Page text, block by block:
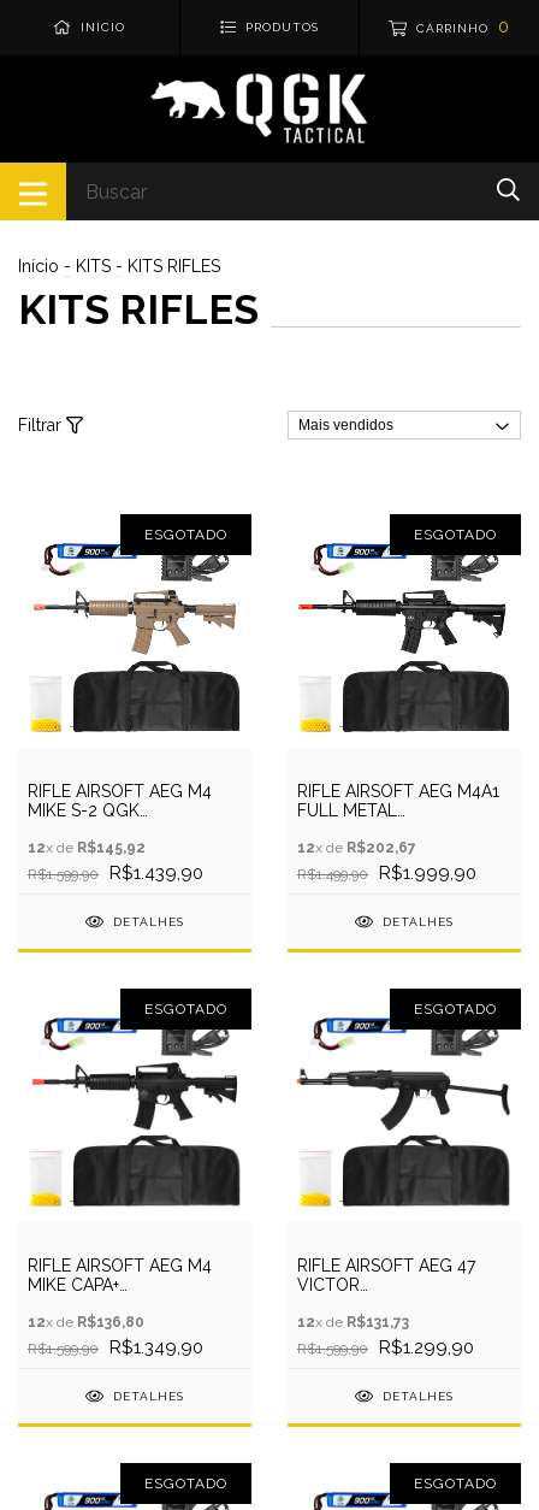
INÍCIO PRODUTOS CARRINHO 0
Início - KITS - KITS RIFLES
KITS RIFLES
Filtrar
ESGOTADO
RIFLE AIRSOFT AEG M4
MIKE S-2 QGK
12x de R$145,92
R$1.599,90
R$1.439,90
DETALHES
ESGOTADO
RIFLE AIRSOFT AEG M4A1
FULL METAL
12x de R$202,67
R$1.499,90
R$1.999,90
DETALHES
ESGOTADO
RIFLE AIRSOFT AEG M4
MIKE CAPA+
12x de R$136,80
R$1.599,90
R$1.349,90
DETALHES
ESGOTADO
RIFLE AIRSOFT AEG 47
VICTOR
12x de R$131,73
R$1.599,90
R$1.299,90
DETALHES
ESGOTADO ESGOTADO